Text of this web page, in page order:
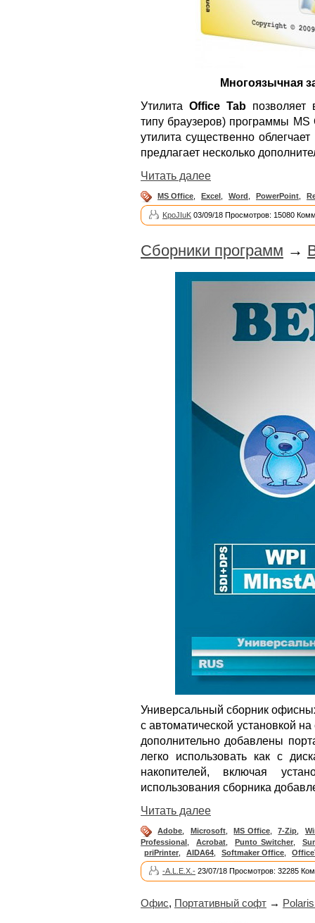
Многоязычная
Утилита Office Tab позволяет
типу браузеров) программы MS
утилита существенно
предлагает несколько
Читать далее
MS Office Excel Word PowerPoint
KpoJIuK 03/09/18 Просмотров: 15080
Сборники программ →
Универсальный сборник
с автоматической установкой
дополнительно добавлены
легко использовать как с
накопителей, включая
использования сборника
Читать далее
Adobe Microsoft, MS Office, 7-Zip
Professional
Acrobat Punto Switcher
priPrinter
AIDA64 Softmaker Office
-A.L.E.X.- 23/07/18 Просмотров: 32285
Офис, Портативный софт →